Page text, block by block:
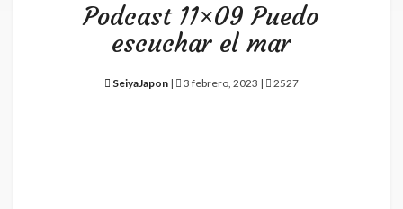
Podcast 11×09 Puedo
escuchar el mar
SeiyaJapon | 3 febrero, 2023 | 2527